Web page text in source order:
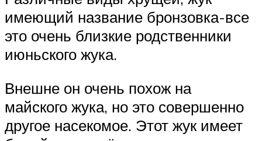
имеющий название бронзовка-все
это очень близкие родственники
июньского жука.
Внешне он очень похож на
майского жука, но это совершенно
другое насекомое. Этот жук имеет